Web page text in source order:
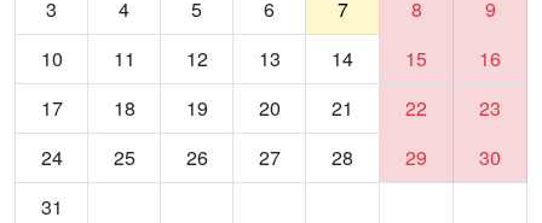
3
4 5 6 7 8
9
10
11 12 13 14 15
16
17
18 19 20 21 22
23
24
25 26 27 28 29
30
31